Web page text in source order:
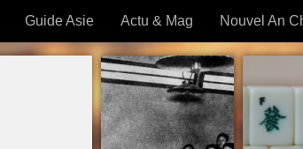
Guide Asie Actu & Mag
Magazine
Articles intemporels
Nouvel An